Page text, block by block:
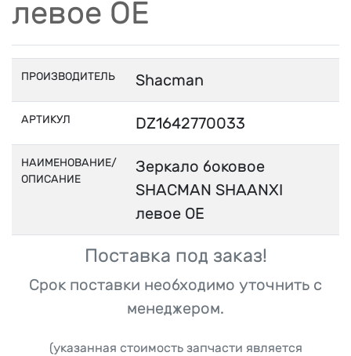
левое OE
ПРОИЗВОДИТЕЛЬ Shacman
АРТИКУЛ DZ1642770033
НАИМЕНОВАНИЕ/
ОПИСАНИЕ
Зеркало боковое
SHACMAN SHAANXI
левое OE
Поставка под заказ!
Срок поставки необходимо уточнить с
менеджером.
(указанная стоимость запчасти является